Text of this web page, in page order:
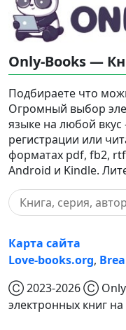
Only-Books —
Подбираете что
Огромный выбор
языке на любой вкус
регистрации или
форматах pdf, fb2,
Android и Kindle.
Карта сайта
Love-books.org,
Ⓒ 2023-2026 Ⓒ
электронных книг